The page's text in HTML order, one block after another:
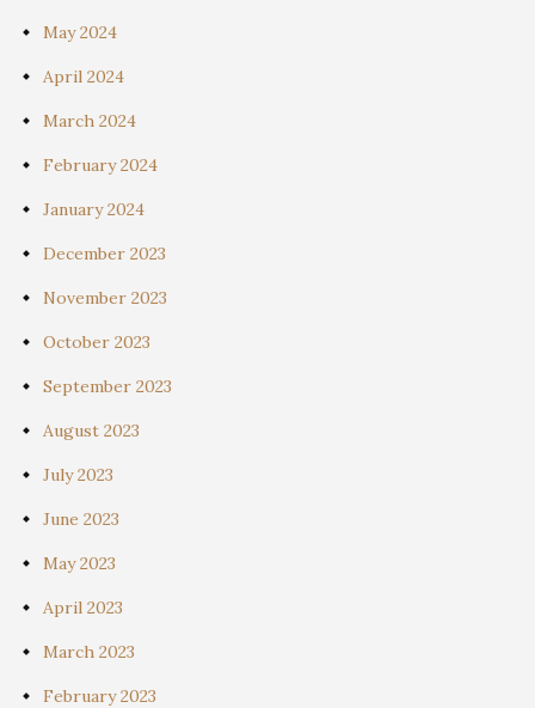
May 2024
April 2024
March 2024
February 2024
January 2024
December 2023
November 2023
October 2023
September 2023
August 2023
July 2023
June 2023
May 2023
April 2023
March 2023
February 2023